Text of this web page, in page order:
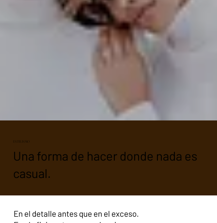
ESTILISMO
Una forma de hacer donde nada es
casual.
En el detalle antes que en el exceso.